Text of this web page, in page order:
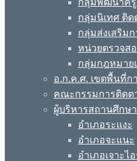
กลุ่มพัฒนาครู
กลุ่มนิเทศ ติด
กลุ่มส่งเสริม
หน่วยตรวจส
กลุ่มกฎหมาย
อ.ก.ค.ศ. เขตพื้นที่ก
คณะกรรมการติดต
ผู้บริหารสถานศึกษา
อำเภอระแงะ
อำเภอจะแนะ
อำเภอเจาะไ